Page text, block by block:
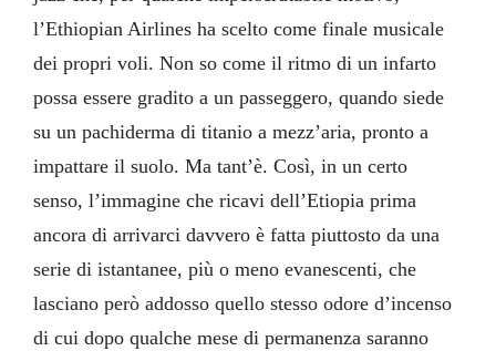
l’Ethiopian Airlines ha scelto come finale musicale
dei propri voli. Non so come il ritmo di un infarto
possa essere gradito a un passeggero, quando siede
su un pachiderma di titanio a mezz’aria, pronto a
impattare il suolo. Ma tant’è. Così, in un certo
senso, l’immagine che ricavi dell’Etiopia prima
ancora di arrivarci davvero è fatta piuttosto da una
serie di istantanee, più o meno evanescenti, che
lasciano però addosso quello stesso odore d’incenso
di cui dopo qualche mese di permanenza saranno